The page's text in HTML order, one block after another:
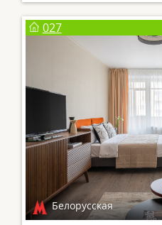
027
Белорусская